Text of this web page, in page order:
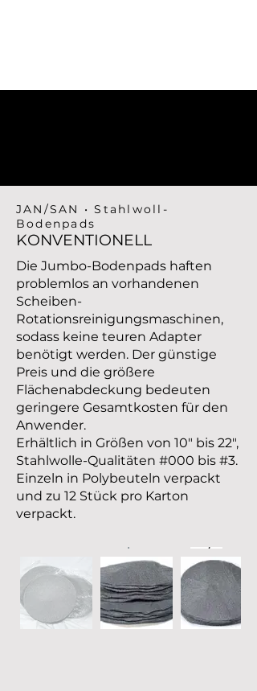
JAN/SAN • Stahlwoll-
Bodenpads
KONVENTIONELL
Die Jumbo-Bodenpads haften
problemlos an vorhandenen
Scheiben-
Rotationsreinigungsmaschinen,
sodass keine teuren Adapter
benötigt werden. Der günstige
Preis und die größere
Flächenabdeckung bedeuten
geringere Gesamtkosten für den
Anwender.
Erhältlich in Größen von 10" bis 22",
Stahlwolle-Qualitäten #000 bis #3.
Einzeln in Polybeuteln verpackt
und zu 12 Stück pro Karton
verpackt.